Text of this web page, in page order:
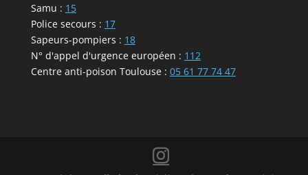
Samu : 15
Police secours : 17
Sapeurs-pompiers : 18
N° d'appel d'urgence européen : 112
Centre anti-poison Toulouse : 05 61 77 74 47